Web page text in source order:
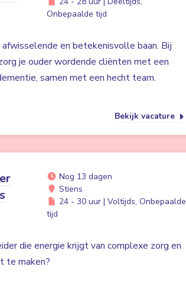
Onbepaalde tijd
en betekenisvolle baan. Bij
je ouder wordende cliënten met een
samen met een hecht team.
Bekijk vacature
Nog 13 dagen
Stiens
24 - 30 uur | Voltijds, Onbepaalde
tijd
die energie krijgt van complexe zorg en
te maken?